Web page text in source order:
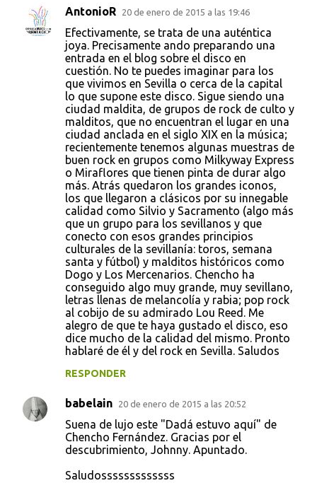
AntonioR 20 de enero de 2015 a las 19:46
Efectivamente, se trata de una auténtica
joya. Precisamente ando preparando una
entrada en el blog sobre el disco en
cuestión. No te puedes imaginar para los
que vivimos en Sevilla o cerca de la capital
lo que supone este disco. Sigue siendo una
ciudad maldita, de grupos de rock de culto y
malditos, que no encuentran el lugar en una
ciudad anclada en el siglo XIX en la música;
recientemente tenemos algunas muestras de
buen rock en grupos como Milkyway Express
o Miraflores que tienen pinta de durar algo
más. Atrás quedaron los grandes iconos,
los que llegaron a clásicos por su innegable
calidad como Silvio y Sacramento (algo más
que un grupo para los sevillanos y que
conecto con esos grandes principios
culturales de la sevillanía: toros, semana
santa y fútbol) y malditos históricos como
Dogo y Los Mercenarios. Chencho ha
conseguido algo muy grande, muy sevillano,
letras llenas de melancolía y rabia; pop rock
al cobijo de su admirado Lou Reed. Me
alegro de que te haya gustado el disco, eso
dice mucho de la calidad del mismo. Pronto
hablaré de él y del rock en Sevilla. Saludos
RESPONDER
babelain 20 de enero de 2015 a las 20:52
Suena de lujo este "Dadá estuvo aquí" de
Chencho Fernández. Gracias por el
descubrimiento, Johnny. Apuntado.
Saludosssssssssssss